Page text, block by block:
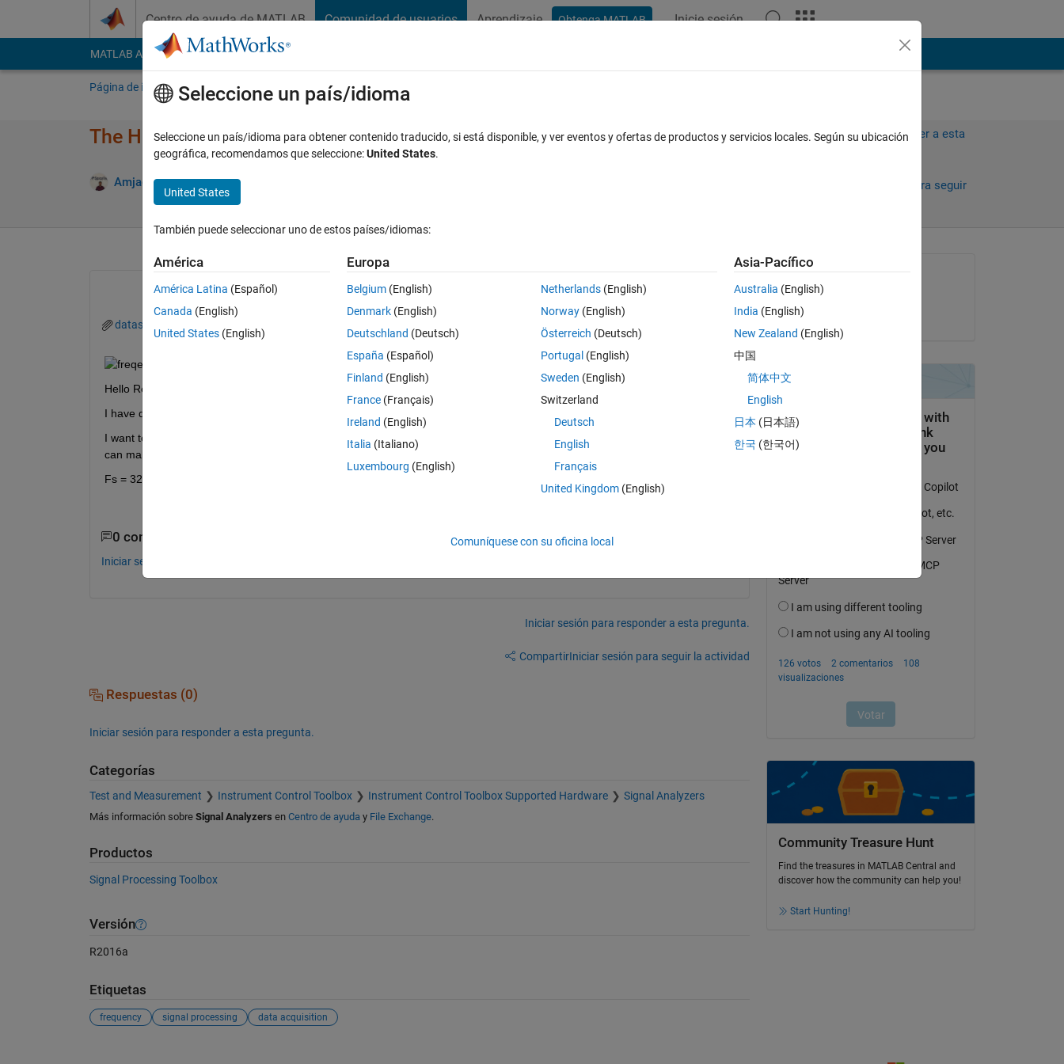
Centro de ayuda de MATLAB Comunidad de usuarios Aprendizaje Obtenga MATLAB Inicie sesión
MATLAB Answers File Exchange Cody
Página de inicio Preguntar Examinar
The Harmonic Frequencies Estimation
Amjad Iqbal 3 Mzo. 2019
Iniciar sesión para responder a esta
Iniciar sesión para seguir
dataset.mat
Hello Researchers,
I have data set of drone flying operation, i have localized sound sources that have drone sound and noises.
I want to detect drone because most of frequecny components are consisting of drone, by estimating harmonic frequencies i
can make guess for drone sound.
Fs = 32000. here file of data set is attached please help me to do this step. Thanks in advance.
0 comentarios
Iniciar sesión para comentar.
Iniciar sesión para responder a esta pregunta.
CompartirIniciar sesión para seguir la actividad
Respuestas (0)
Iniciar sesión para responder a esta pregunta.
Categorías
Test and Measurement Instrument Control Toolbox Instrument Control Toolbox Supported Hardware Signal Analyzers
Más información sobre Signal Analyzers en Centro de ayuday File Exchange.
Productos
Signal Processing Toolbox
Versión
R2016a
Etiquetas
frequency signal processing data acquisition
Amjad Iqbal
el 3 de Mzo. de 2019
Community Treasure Hunt
Find the treasures in MATLAB Central and
discover how the community can help you!
Start Hunting!
Seleccione un país/idioma
Seleccione un país/idioma para obtener contenido traducido, si está disponible, y ver eventos y ofertas de productos y servicios locales. Según su ubicación
geográfica, recomendamos que seleccione:United States.
United States
También puede seleccionar uno de estos países/idiomas:
América
América Latina (Español)
Canada (English)
United States (English)
Europa
Belgium (English)
Denmark (English)
Deutschland (Deutsch)
España (Español)
Finland (English)
France (Français)
Ireland (English)
Italia (Italiano)
Luxembourg (English)
Netherlands(English)
Norway(English)
Österreich (Deutsch)
Portugal (English)
Sweden (English)
Switzerland
Deutsch
English
Français
United Kingdom(English)
Asia-Pacífico
Australia (English)
India (English)
New Zealand (English)
中国
简体中文
English
日本 (日本語)
한국 (한국어)
Comuníquese con su oficina local